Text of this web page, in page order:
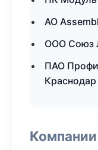
АО
ООО Союз
ПАО
Краснодар